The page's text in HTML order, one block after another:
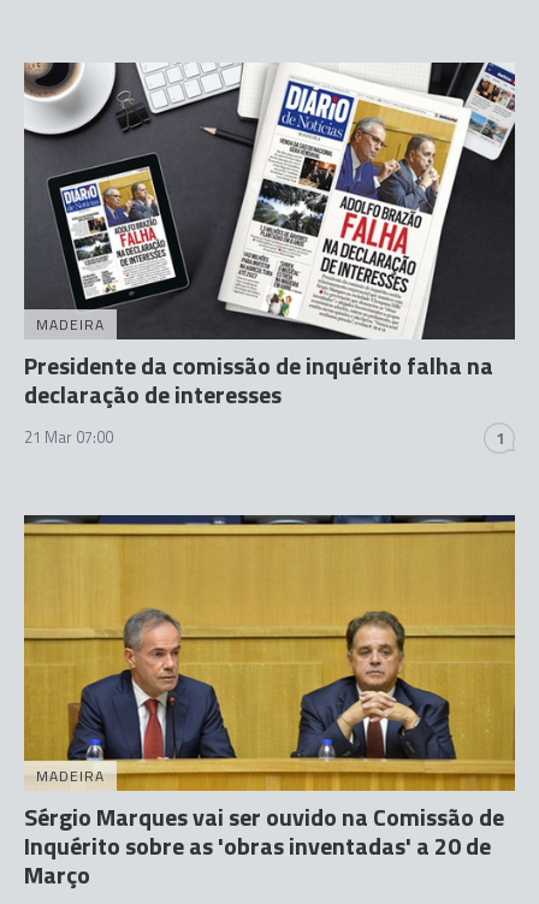
MADEIRA
Presidente da comissão de inquérito falha na
declaração de interesses
21 Mar 07:00 1
MADEIRA
Sérgio Marques vai ser ouvido na Comissão de
Inquérito sobre as 'obras inventadas' a 20 de
Março